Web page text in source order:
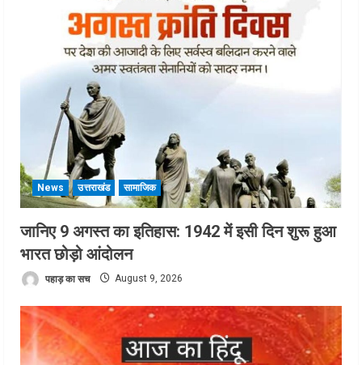
News उत्तराखंड सामाजिक
जानिए 9 अगस्त का इतिहास: 1942 में इसी दिन शुरू हुआ
भारत छोड़ो आंदोलन
पहाड़ का सच August 9, 2026